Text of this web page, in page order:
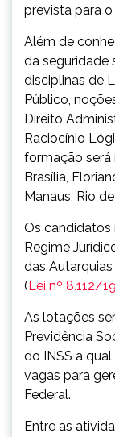
prevista para
Além de
da seguridade
disciplinas de
Público,
Direito
Raciocínio
formação será
Brasília,
Manaus, Rio
Os candidatos
Regime
das
( Lei nº 8.112/
As lotações
Previdência
do INSS a
vagas para
Federal.
Entre as